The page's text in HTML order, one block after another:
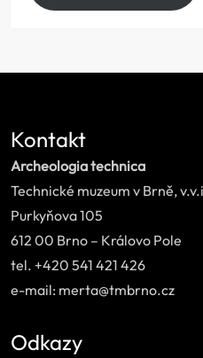
Kontakt
Archeologia technica
Technické muzeum v Brně,
Purkyňova 105
612 00 Brno – Královo Pole
tel. +420 541 421 426
e-mail: merta@tmbrno.cz
Odkazy